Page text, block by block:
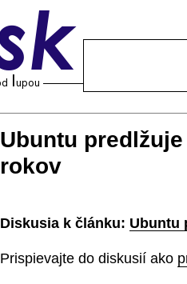
Ubuntu
rokov
Diskusia k článku: Ubuntu
Prispievajte do diskusií ako